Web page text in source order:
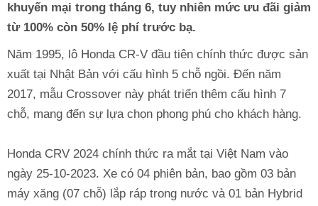
khuyến mại trong tháng 6, tuy nhiên mức ưu đãi giảm
từ 100% còn 50% lệ phí trước bạ.
Năm 1995, lô Honda CR-V đầu tiên chính thức được sản
xuất tại Nhật Bản với cấu hình 5 chỗ ngồi. Đến năm
2017, mẫu Crossover này phát triển thêm cấu hình 7
chỗ, mang đến sự lựa chọn phong phú cho khách hàng.
Honda CRV 2024 chính thức ra mắt tại Việt Nam vào
ngày 25-10-2023. Xe có 04 phiên bản, bao gồm 03 bản
máy xăng (07 chỗ) lắp ráp trong nước và 01 bản Hybrid